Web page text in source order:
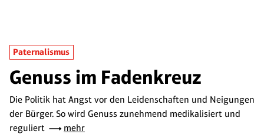
Paternalismus
Genuss im Fadenkreuz
Die Politik hat Angst vor den Leidenschaften und Neigungen
der Bürger. So wird Genuss zunehmend medikalisiert und
reguliert
mehr